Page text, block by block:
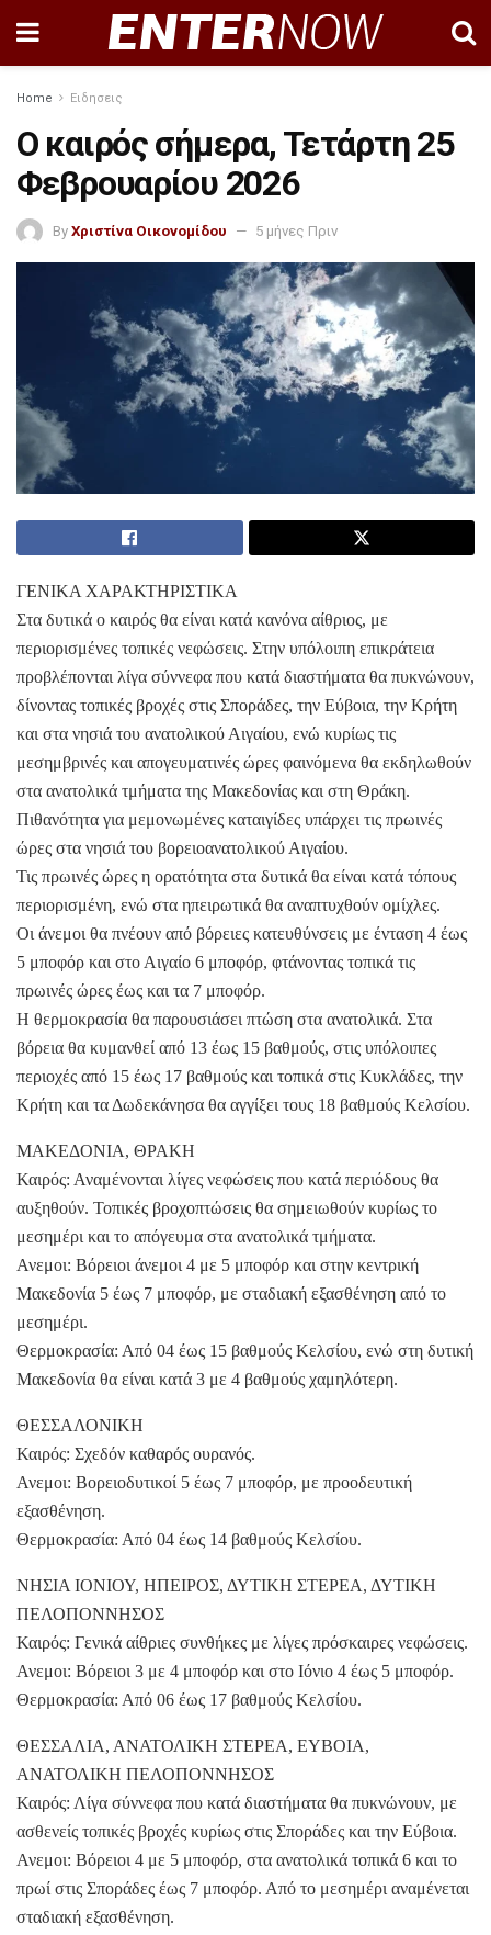
Home Ειδησεις
Ο καιρός σήμερα, Τετάρτη 25
Φεβρουαρίου 2026
By Χριστίνα Οικονομίδου 5 μήνες Πριν
ΓΕΝΙΚΑ ΧΑΡΑΚΤΗΡΙΣΤΙΚΑ
Στα δυτικά ο καιρός θα είναι κατά κανόνα αίθριος, με
περιορισμένες τοπικές νεφώσεις. Στην υπόλοιπη επικράτεια
προβλέπονται λίγα σύννεφα που κατά διαστήματα θα πυκνώνουν,
δίνοντας τοπικές βροχές στις Σποράδες, την Εύβοια, την Κρήτη
και στα νησιά του ανατολικού Αιγαίου, ενώ κυρίως τις
μεσημβρινές και απογευματινές ώρες φαινόμενα θα εκδηλωθούν
στα ανατολικά τμήματα της Μακεδονίας και στη Θράκη.
Πιθανότητα για μεμονωμένες καταιγίδες υπάρχει τις πρωινές
ώρες στα νησιά του βορειοανατολικού Αιγαίου.
Τις πρωινές ώρες η ορατότητα στα δυτικά θα είναι κατά τόπους
περιορισμένη, ενώ στα ηπειρωτικά θα αναπτυχθούν ομίχλες.
Οι άνεμοι θα πνέουν από βόρειες κατευθύνσεις με ένταση 4 έως
5 μποφόρ και στο Αιγαίο 6 μποφόρ, φτάνοντας τοπικά τις
πρωινές ώρες έως και τα 7 μποφόρ.
Η θερμοκρασία θα παρουσιάσει πτώση στα ανατολικά. Στα
βόρεια θα κυμανθεί από 13 έως 15 βαθμούς, στις υπόλοιπες
περιοχές από 15 έως 17 βαθμούς και τοπικά στις Κυκλάδες, την
Κρήτη και τα Δωδεκάνησα θα αγγίξει τους 18 βαθμούς Κελσίου.
ΜΑΚΕΔΟΝΙΑ, ΘΡΑΚΗ
Καιρός: Αναμένονται λίγες νεφώσεις που κατά περιόδους θα
αυξηθούν. Τοπικές βροχοπτώσεις θα σημειωθούν κυρίως το
μεσημέρι και το απόγευμα στα ανατολικά τμήματα.
Ανεμοι: Βόρειοι άνεμοι 4 με 5 μποφόρ και στην κεντρική
Μακεδονία 5 έως 7 μποφόρ, με σταδιακή εξασθένηση από το
μεσημέρι.
Θερμοκρασία: Από 04 έως 15 βαθμούς Κελσίου, ενώ στη δυτική
Μακεδονία θα είναι κατά 3 με 4 βαθμούς χαμηλότερη.
ΘΕΣΣΑΛΟΝΙΚΗ
Καιρός: Σχεδόν καθαρός ουρανός.
Ανεμοι: Βορειοδυτικοί 5 έως 7 μποφόρ, με προοδευτική
εξασθένηση.
Θερμοκρασία: Από 04 έως 14 βαθμούς Κελσίου.
ΝΗΣΙΑ ΙΟΝΙΟΥ, ΗΠΕΙΡΟΣ, ΔΥΤΙΚΗ ΣΤΕΡΕΑ, ΔΥΤΙΚΗ
ΠΕΛΟΠΟΝΝΗΣΟΣ
Καιρός: Γενικά αίθριες συνθήκες με λίγες πρόσκαιρες νεφώσεις.
Ανεμοι: Βόρειοι 3 με 4 μποφόρ και στο Ιόνιο 4 έως 5 μποφόρ.
Θερμοκρασία: Από 06 έως 17 βαθμούς Κελσίου.
ΘΕΣΣΑΛΙΑ, ΑΝΑΤΟΛΙΚΗ ΣΤΕΡΕΑ, ΕΥΒΟΙΑ,
ΑΝΑΤΟΛΙΚΗ ΠΕΛΟΠΟΝΝΗΣΟΣ
Καιρός: Λίγα σύννεφα που κατά διαστήματα θα πυκνώνουν, με
ασθενείς τοπικές βροχές κυρίως στις Σποράδες και την Εύβοια.
Ανεμοι: Βόρειοι 4 με 5 μποφόρ, στα ανατολικά τοπικά 6 και το
πρωί στις Σποράδες έως 7 μποφόρ. Από το μεσημέρι αναμένεται
σταδιακή εξασθένηση.